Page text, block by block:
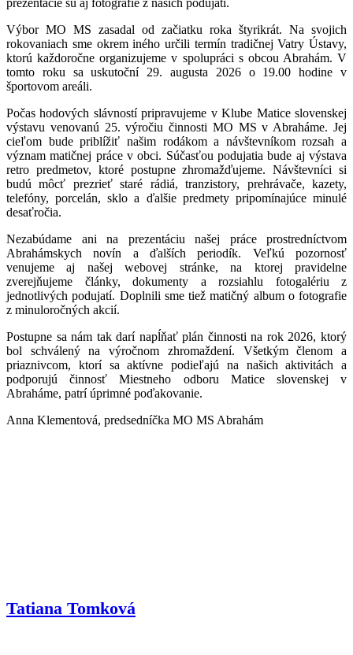
Výbor MO MS zasadal od začiatku roka štyrikrát. Na svojich
rokovaniach sme okrem iného určili termín tradičnej Vatry Ústavy,
ktorú každoročne organizujeme v spolupráci s obcou Abrahám. V
tomto roku sa uskutoční 29. augusta 2026 o 19.00 hodine v
športovom areáli.
Počas hodových slávností pripravujeme v Klube Matice slovenskej
výstavu venovanú 25. výročiu činnosti MO MS v Abraháme. Jej
cieľom bude priblížiť našim rodákom a návštevníkom rozsah a
význam matičnej práce v obci. Súčasťou podujatia bude aj výstava
retro predmetov, ktoré postupne zhromažďujeme. Návštevníci si
budú môcť prezrieť staré rádiá, tranzistory, prehrávače, kazety,
telefóny, porcelán, sklo a ďalšie predmety pripomínajúce minulé
desaťročia.
Nezabúdame ani na prezentáciu našej práce prostredníctvom
Abrahámskych novín a ďalších periodík. Veľkú pozornosť
venujeme aj našej webovej stránke, na ktorej pravidelne
zverejňujeme články, dokumenty a rozsiahlu fotogalériu z
jednotlivých podujatí. Doplnili sme tiež matičný album o fotografie
z minuloročných akcií.
Postupne sa nám tak darí napĺňať plán činnosti na rok 2026, ktorý
bol schválený na výročnom zhromaždení. Všetkým členom a
priaznivcom, ktorí sa aktívne podieľajú na našich aktivitách a
podporujú činnosť Miestneho odboru Matice slovenskej v
Abraháme, patrí úprimné poďakovanie.
Anna Klementová, predsedníčka MO MS Abrahám
Tatiana Tomková